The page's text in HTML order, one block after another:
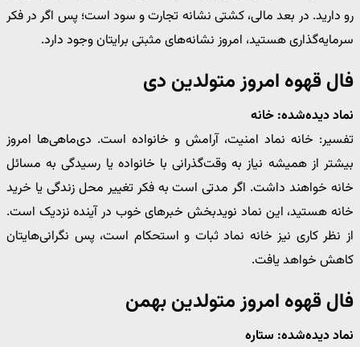
رو دارید. در بعد مالی، کشتی نشانه تجارت و سود است؛ پس اگر در فکر
سرمایه‌گذاری هستید، امروز نشانه‌های مثبتی برایتان وجود دارد.
فال قهوه امروز متولدین دی
نماد دیده‌شده: خانه
تفسیر: خانه نماد امنیت، آرامش و خانواده است. دی‌ماهی‌ها امروز
بیشتر از همیشه نیاز به وقت‌گذرانی با خانواده یا رسیدگی به مسائل
خانه خواهند داشت. اگر مدتی است به فکر تغییر محل زندگی یا خرید
خانه هستید، این نماد نویدبخش خبرهای خوب در آینده نزدیک است.
از نظر کاری نیز خانه نماد ثبات و استحکام است، پس نگرانی‌هایتان
کاهش خواهد یافت.
فال قهوه امروز متولدین بهمن
نماد دیده‌شده: ستاره